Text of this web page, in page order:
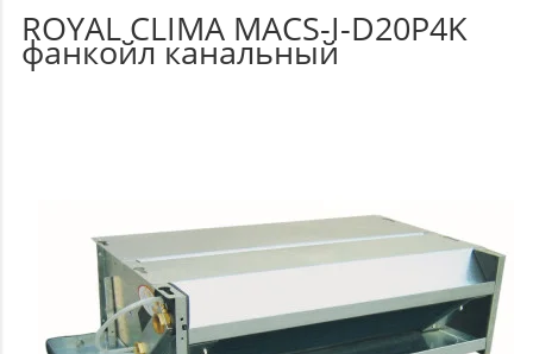
ROYAL CLIMA MACS-I-D20P4K
фанкойл канальный